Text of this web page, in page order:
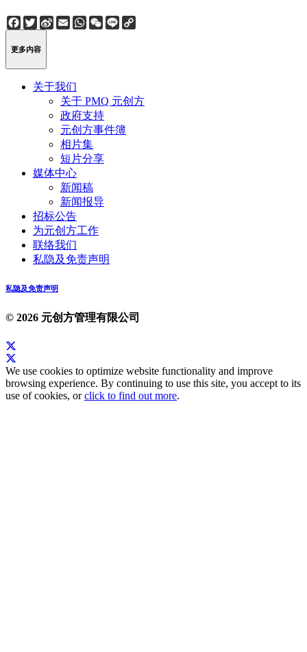
Facebook
Twitter
Sina
Weibo
EmailWhatsApp
WeChat
Line
更多内容
关于我们
关于 PMQ 元创方
政府支持
元创方事件簿
相片集
短片分享
媒体中心
新闻稿
新闻报导
招标公告
为元创方工作
联络我们
私隐及免责声明
私隐及免责声明
© 2026 元创方管理有限公司
We use cookies to optimize website functionality and improve
browsing experience. By continuing to use this site, you accept to its
use of cookies, orclick to find out more.